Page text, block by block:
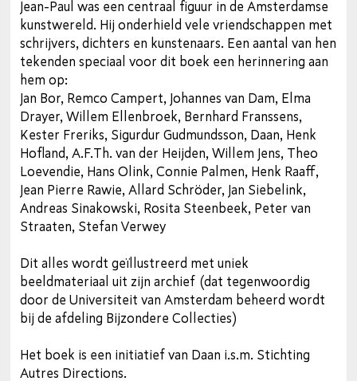
Jean-Paul was een centraal figuur in de Amsterdamse
kunstwereld. Hij onderhield vele vriendschappen met
schrijvers, dichters en kunstenaars. Een aantal van hen
tekenden speciaal voor dit boek een herinnering aan
hem op:
Jan Bor, Remco Campert, Johannes van Dam, Elma
Drayer, Willem Ellenbroek, Bernhard Franssens,
Kester Freriks, Sigurdur Gudmundsson, Daan, Henk
Hofland, A.F.Th. van der Heijden, Willem Jens, Theo
Loevendie, Hans Olink, Connie Palmen, Henk Raaff,
Jean Pierre Rawie, Allard Schröder, Jan Siebelink,
Andreas Sinakowski, Rosita Steenbeek, Peter van
Straaten, Stefan Verwey
Dit alles wordt geïllustreerd met uniek
beeldmateriaal uit zijn archief (dat tegenwoordig
door de Universiteit van Amsterdam beheerd wordt
bij de afdeling Bijzondere Collecties)
Het boek is een initiatief van Daan i.s.m. Stichting
Autres Directions.